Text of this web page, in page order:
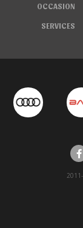
OCCASION
SERVICES